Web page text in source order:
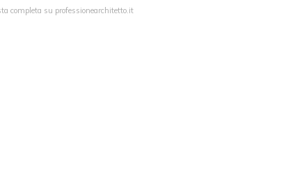
completa su professionearchitetto.it